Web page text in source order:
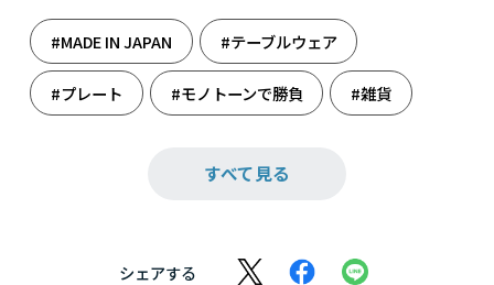
#MADE IN JAPAN #テーブルウェア
#プレート #モノトーンで勝負 #雑貨
すべて見る
シェアする